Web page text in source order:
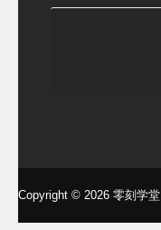
Copyright © 2026 零刻学堂